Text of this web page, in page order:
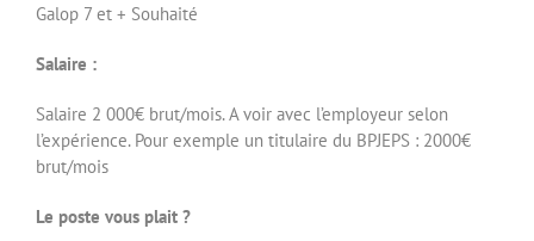
Galop 7 et + Souhaité
Salaire :
Salaire 2 000€ brut/mois. A voir avec l’employeur selon
l’expérience. Pour exemple un titulaire du BPJEPS : 2000€
brut/mois
Le poste vous plait ?